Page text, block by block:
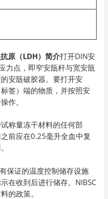
原（LDH）简介打开DIN安
力点，即窄安瓿杆与宽安瓿
安瓿破胶器。要打开安
签）端的物质，并按照安
作。
称量冻干材料的任何部
前应在0.25毫升全血中复
保证的温度控制储存设施
在收到后进行储存。NIBSC
的政策。